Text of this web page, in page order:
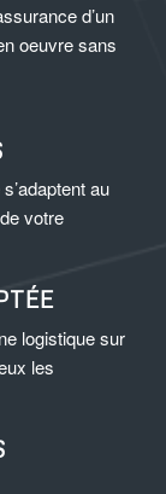
d’un
oeuvre sans
au
votre
logistique sur
les